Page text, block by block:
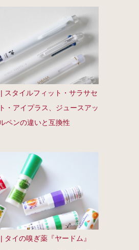
スタイルフィット・サラサセ
・アイプラス、ジュースアッ
ペンの違いと互換性
タイの嗅ぎ薬『ヤードム』